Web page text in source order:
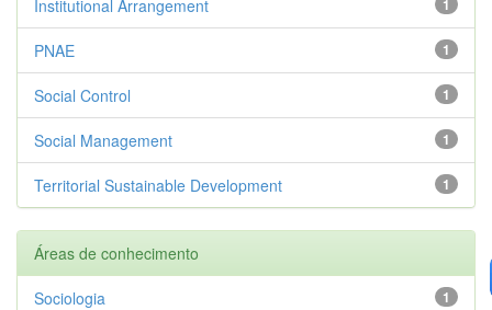
1
Institutional Arrangement
1
PNAE
1
Social Control
1
Social Management
1
Territorial Sustainable Development
Áreas de conhecimento
1
Sociologia